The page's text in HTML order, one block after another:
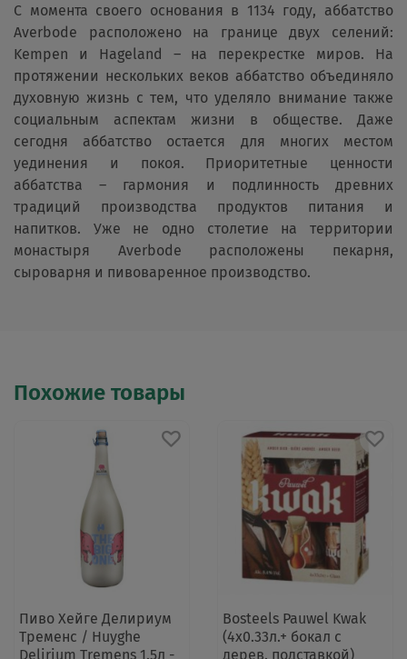
С момента своего основания в 1134 году, аббатство
Averbode расположено на границе двух селений:
Kempen и Hageland – на перекрестке миров. На
протяжении нескольких веков аббатство объединяло
духовную жизнь с тем, что уделяло внимание также
социальным аспектам жизни в обществе. Даже
сегодня аббатство остается для многих местом
уединения и покоя. Приоритетные ценности
аббатства – гармония и подлинность древних
традиций производства продуктов питания и
напитков. Уже не одно столетие на территории
монастыря Averbode расположены пекарня,
сыроварня и пивоваренное производство.
Похожие товары
Пиво Хейге Делириум
Тременс / Huyghe
Delirium Tremens 1.5л -
Bosteels Pauwel Kwak
(4х0.33л.+ бокал с
дерев. подставкой)